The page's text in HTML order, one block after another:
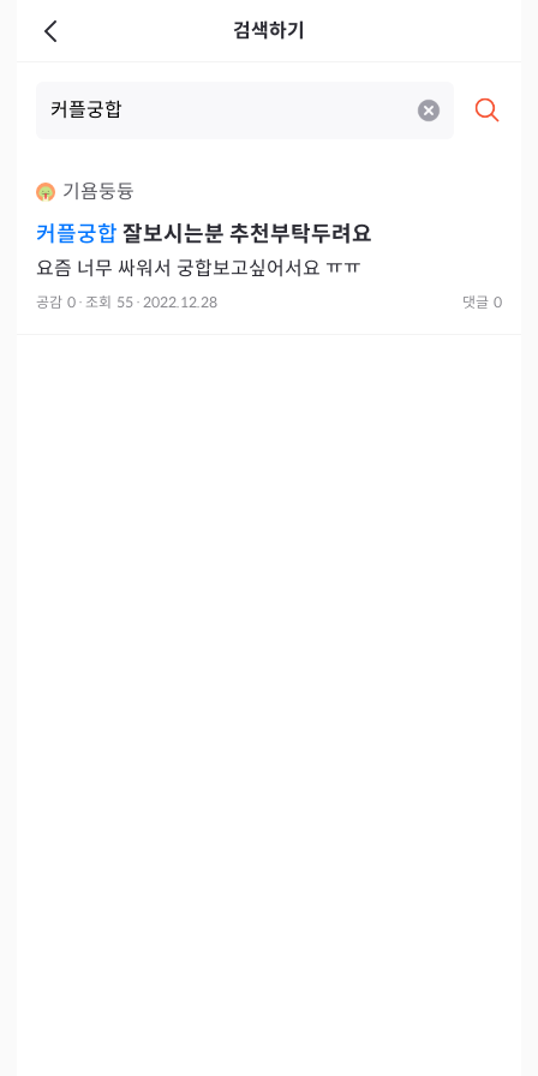
검색하기
기욤둥듕
커플궁합 잘보시는분 추천부탁두려요
요즘 너무 싸워서 궁합보고싶어서요 ㅠㅠ
공감 0 · 조회 55 · 2022.12.28 댓글 0